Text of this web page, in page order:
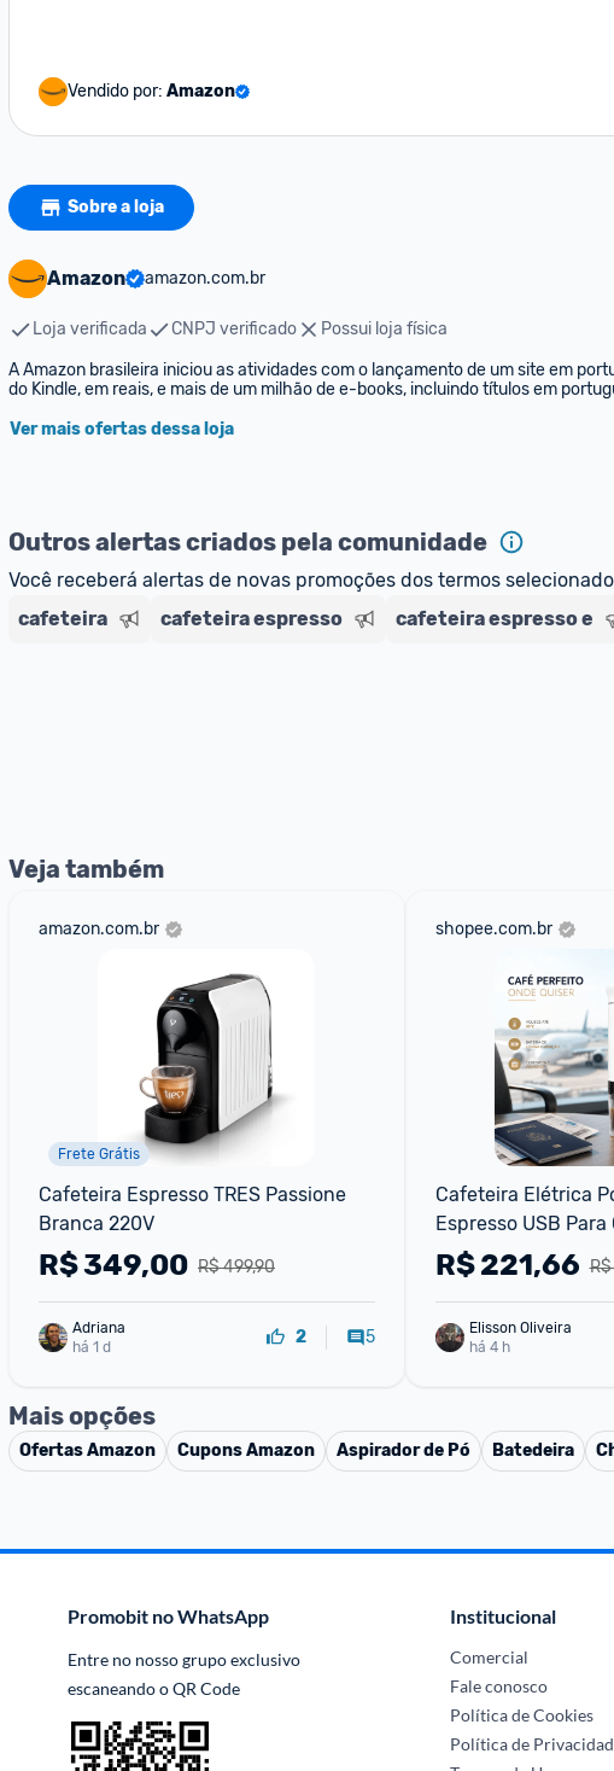
Vendido por: Amazon
Sobre a loja
Amazon amazon.com.br
Loja verificada CNPJ verificado
Possui loja física
A Amazon brasileira iniciou as atividades com o lançamento de um site em
do Kindle, em reais, e mais de um milhão de e-books, incluindo títulos em
Ver mais ofertas dessa loja
Outros alertas criados pela comunidade
Você receberá alertas de novas promoções dos termos
cafeteira
cafeteira espresso cafeteira espresso e
Veja também
amazon.com.br
Frete Grátis
Cafeteira Espresso TRES Passione
Branca 220V
R$ 499,90
R$349,00
Adriana
há 1 d
2 5
shopee.com.br
Cafeteira Elétrica
Espresso USB
em Pó Viagem
R$221,66
Elisson Oliveira
há 4 h
Mais opções
OfertasAmazon CuponsAmazon Aspirador de Pó Batedeira
Promobit no WhatsApp
Entre no nosso grupo exclusivo
escaneando o QR Code
Institucional
Comercial
Fale conosco
Política de Cookies
Política de